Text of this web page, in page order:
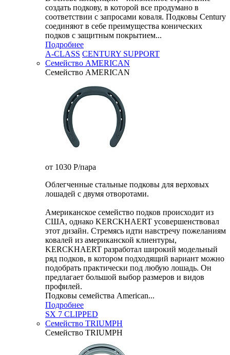
создать подкову, в которой все продумано в
соответствии с запросами коваля. Подковы Century
cоединяют в себе преимущества конических
подков с защитным покрытием...
Подробнее
A-CLASS CENTURY SUPPORT
Семейство AMERICAN
Семейство AMERICAN
от 1030 P/пара
Облегченные стальные подковы для верховых
лошадей с двумя отворотами.
Американское семейство подков происходит из
США, однако KERCKHAERT усовершенствовал
этот дизайн. Стремясь идти навстречу пожеланиям
ковалей из американской клиентуры,
KERCKHAERT разработал широкий модельный
ряд подков, в котором подходящий вариант можно
подобрать практически под любую лошадь. Он
предлагает большой выбор размеров и видов
профилей.
Подковы семейства American...
Подробнее
SX 7 CLIPPED
Семейство TRIUMPH
Семейство TRIUMPH